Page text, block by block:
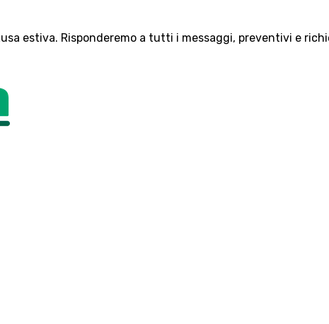
estiva. Risponderemo a tutti i messaggi, preventivi e